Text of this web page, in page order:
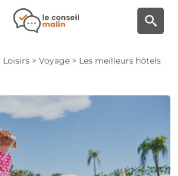
Loisirs >Voyage > Les meilleurs hôtels